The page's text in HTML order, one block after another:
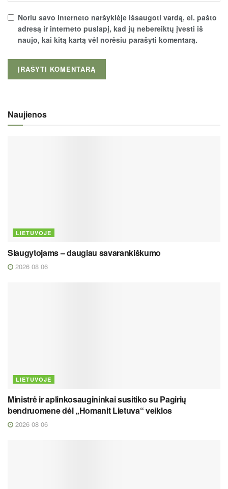
Noriu savo interneto naršyklėje išsaugoti vardą, el. pašto
adresą ir interneto puslapį, kad jų nebereiktų įvesti iš
naujo, kai kitą kartą vėl norėsiu parašyti komentarą.
Naujienos
LIETUVOJE
Slaugytojams – daugiau savarankiškumo
2026 08 06
LIETUVOJE
Ministrė ir aplinkosaugininkai susitiko su Pagirių
bendruomene dėl „Homanit Lietuva“ veiklos
2026 08 06